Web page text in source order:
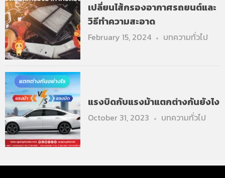
เปลี่ยนไส้กรองอากาศรถยนต์และ
วิธีทำความสะอาด
February 15, 2024 บทความทั่วไป
แรงบิดกับแรงม้าแตกต่างกันยังไง
October 31, 2023 บทความทั่วไป